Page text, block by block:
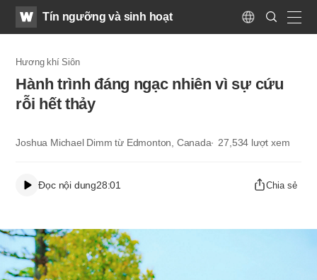
WATVTín ngưỡng và sinh hoạt
Language
Search
Submit
Hương khí Siôn
​Hành trình đáng ngạc nhiên vì sự cứu
rỗi hết thảy​
Joshua Michael Dimm từ Edmonton, Canada 27,534 lượt xem
Đọc nội dung28:01 Chia sẻ